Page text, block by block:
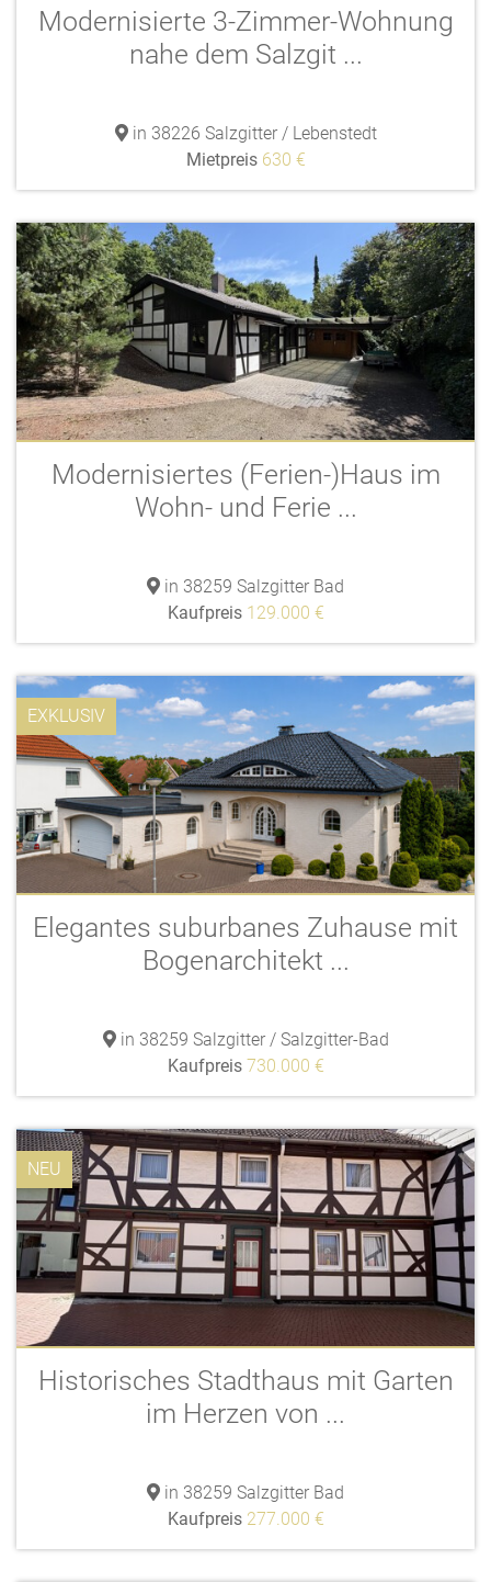
Modernisierte 3-Zimmer-Wohnung
nahe dem Salzgit ...
in 38226 Salzgitter / Lebenstedt
Mietpreis 630 €
Modernisiertes (Ferien-)Haus im
Wohn- und Ferie ...
in 38259 Salzgitter Bad
Kaufpreis 129.000 €
EXKLUSIV
Elegantes suburbanes Zuhause mit
Bogenarchitekt ...
in 38259 Salzgitter / Salzgitter-Bad
Kaufpreis 730.000 €
NEU
Historisches Stadthaus mit Garten
im Herzen von ...
in 38259 Salzgitter Bad
Kaufpreis 277.000 €